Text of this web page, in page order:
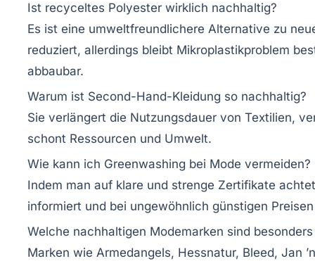
Ist recyceltes Polyester wirklich nachhaltig?
Es ist eine umweltfreundlichere Alternative zu
reduziert, allerdings bleibt Mikroplastikproblem
abbaubar.
Warum ist Second-Hand-Kleidung so nachhaltig?
Sie verlängert die Nutzungsdauer von Textilien,
schont Ressourcen und Umwelt.
Wie kann ich Greenwashing bei Mode vermeiden?
Indem man auf klare und strenge Zertifikate
informiert und bei ungewöhnlich günstigen
Welche nachhaltigen Modemarken sind
Marken wie Armedangels, Hessnatur, Bleed, Jan